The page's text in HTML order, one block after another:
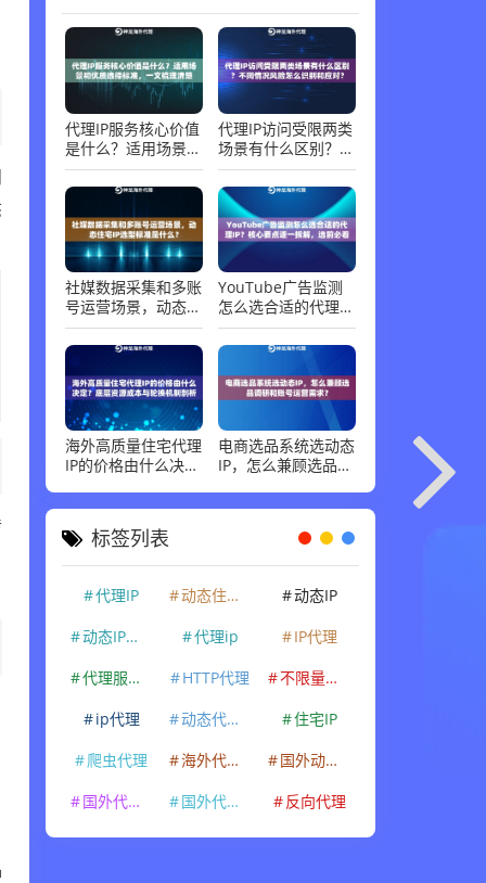
代理IP服务核心价值
是什么？适用场景和
优质选择标准，一文
梳理清楚
代理IP访问受限两类
场景有什么区别？不
同情况风险怎么识别
和应对？
社媒数据采集和多账
号运营场景，动态住
宅IP选型标准是什
么？
YouTube广告监测
怎么选合适的代理
IP？核心要点逐一拆
解，选前必看
海外高质量住宅代理
IP的价格由什么决
轮换机制剖析
电商选品系统选动态
IP，怎么兼顾选品调
标签列表
代理IP 动态住宅IP
动态IP
动态IP代理
代理ip
IP代理
代理服务器
HTTP代理
不限量代理IP
ip代理
动态代理IP
住宅IP
爬虫代理
海外代理ip
国外动态IP
国外代理IP
国外代理ip 反向代理